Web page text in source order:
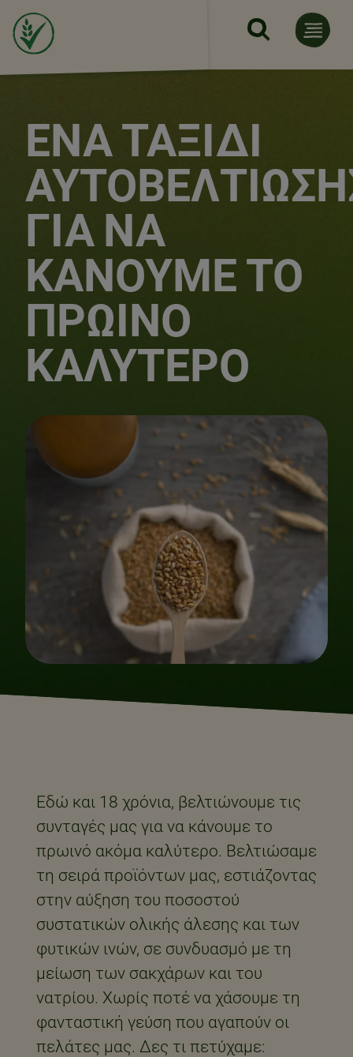
Παράκαμψη προς το κυρίως
ΈΝΑ ΤΑΞΊΔΙ
ΓΙΑ ΝΑ
ΚΆΝΟΥΜΕ ΤΟ
ΠΡΩΙΝΌ
ΚΑΛΎΤΕΡΟ
Εδώ και 18 χρόνια, βελτιώνουμε τις
συνταγές μας για να κάνουμε το
πρωινό ακόμα καλύτερο. Βελτιώσαμε
τη σειρά προϊόντων μας, εστιάζοντας
στην αύξηση του ποσοστού
συστατικών ολικής άλεσης και των
φυτικών ινών, σε συνδυασμό με τη
μείωση των σακχάρων και του
νατρίου. Χωρίς ποτέ να χάσουμε τη
φανταστική γεύση που αγαπούν οι
πελάτες μας. Δες τι πετύχαμε: